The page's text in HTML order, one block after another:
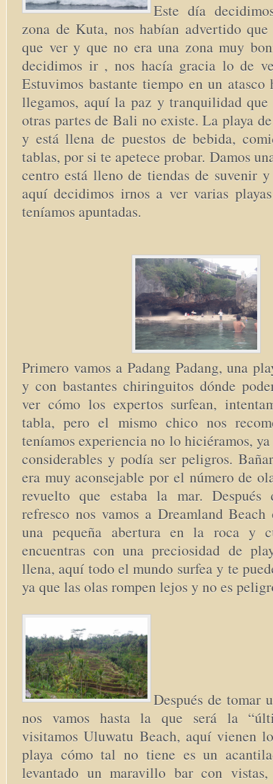
Este día
zona de Kuta, nos habían advertido
que ver y que no era una zona muy
decidimos ir , nos hacía gracia lo de
Estuvimos bastante tiempo en un
llegamos, aquí la paz y tranquilidad que
otras partes de Bali no existe. La playa
y está llena de puestos de bebida,
tablas, por si te apetece probar. Damos
centro está lleno de tiendas de suvenir
aquí decidimos irnos a ver varias
teníamos apuntadas.
Primero vamos a Padang Padang, una
y con bastantes chiringuitos dónde
ver cómo los expertos surfean,
tabla, pero el mismo chico nos
teníamos experiencia no lo hiciéramos,
considerables y podía ser peligros.
era muy aconsejable por el número de
revuelto que estaba la mar. Después
refresco nos vamos a Dreamland
una pequeña abertura en la roca y
encuentras con una preciosidad de
llena, aquí todo el mundo surfea y te
ya que las olas rompen lejos y no es
Después de tomar
nos vamos hasta la que será la
visitamos Uluwatu Beach, aquí vienen
playa cómo tal no tiene es un
levantado un maravillo bar con